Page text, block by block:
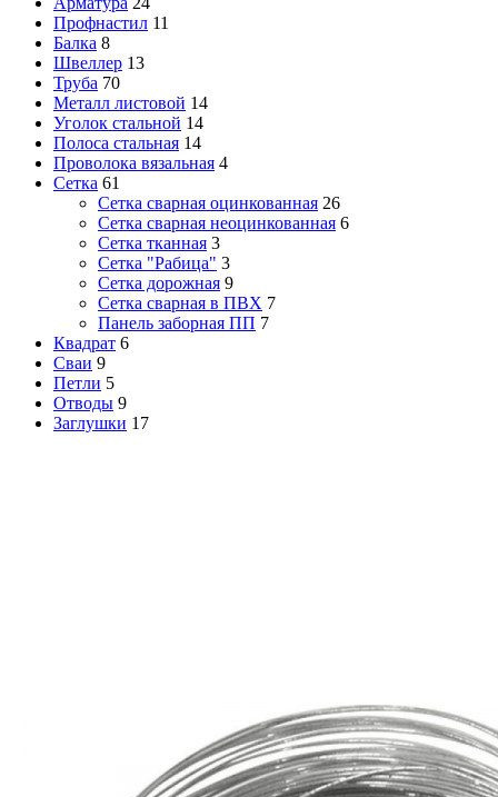
Профнастил 11
Балка 8
Швеллер 13
Труба 70
Металл листовой 14
Уголок стальной 14
Полоса стальная 14
Проволока вязальная 4
Сетка 61
Сетка сварная оцинкованная 26
Сетка сварная неоцинкованная 6
Сетка тканная 3
Сетка "Рабица" 3
Сетка дорожная 9
Сетка сварная в ПВХ 7
Панель заборная ПП 7
Квадрат 6
Сваи 9
Петли 5
Отводы 9
Заглушки 17